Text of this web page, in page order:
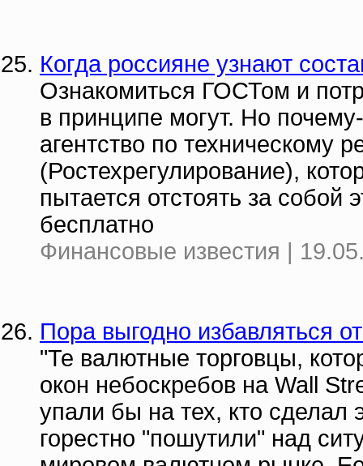
Когда россияне узнают
Ознакомиться ГОСТом и
в принципе могут. Но
агентство по техническому
(Ростехрегулирование),
пытается отстоять за собой
бесплатно
Финансовые известия |
Пора выгодно избавляться
"Те валютные торговцы,
окон небоскребов на Wall
упали бы на тех, кто сделал
горестно "пошутили" над